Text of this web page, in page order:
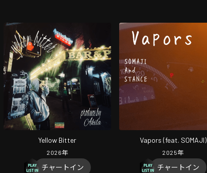
Yellow Bitter
2026年
チャートイン
Vapors (feat. SOMAJI)
2025年
チャートイン